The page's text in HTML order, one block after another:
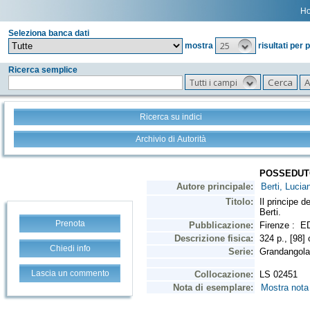
Seleziona banca dati
mostra
25 risultati per
Ricerca semplice
Tutti i campi
Ricerca su indici
Archivio di Autorità
Prenota
Chiedi info
Lascia un commento